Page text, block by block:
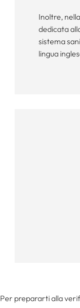
Inoltre,
dedicata
sistema
lingua
Per prepararti alla